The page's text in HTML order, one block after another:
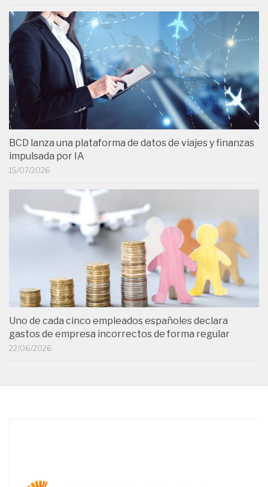
BCD lanza una plataforma de datos de viajes y finanzas
impulsada por IA
15/07/2026
Uno de cada cinco empleados españoles declara
gastos de empresa incorrectos de forma regular
22/06/2026